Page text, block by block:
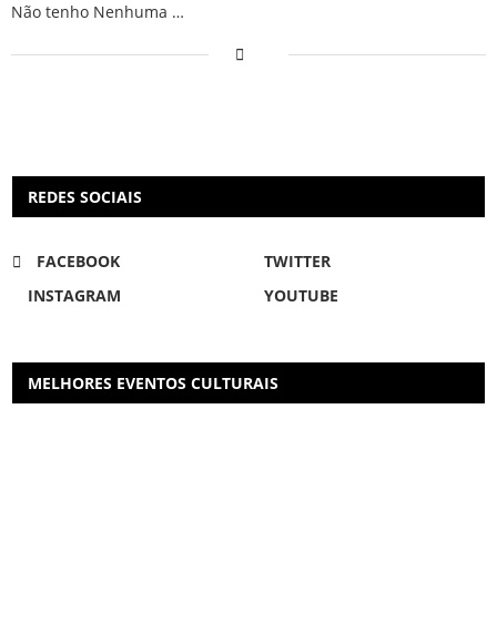
Não tenho Nenhuma …
REDES SOCIAIS
FACEBOOK
TWITTER
INSTAGRAM
YOUTUBE
MELHORES EVENTOS CULTURAIS